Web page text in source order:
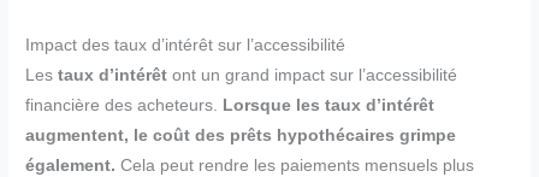
Impact des taux d’intérêt sur l’accessibilité
Lestaux d’intérêt ont un grand impact sur l’accessibilité
financière des acheteurs. Lorsque les taux d’intérêt
augmentent, le coût des prêts hypothécaires grimpe
également. Cela peut rendre les paiements mensuels plus